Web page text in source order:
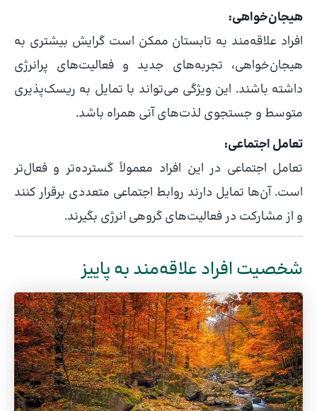
هیجان‌خواهی:
افراد علاقه‌مند به تابستان ممکن است گرایش بیشتری به
هیجان‌خواهی، تجربه‌های جدید و فعالیت‌های پرانرژی
داشته باشند. این ویژگی می‌تواند با تمایل به ریسک‌پذیری
متوسط و جستجوی لذت‌های آنی همراه باشد.
تعامل اجتماعی:
تعامل اجتماعی در این افراد معمولاً گسترده‌تر و فعال‌تر
است. آن‌ها تمایل دارند روابط اجتماعی متعددی برقرار کنند
و از مشارکت در فعالیت‌های گروهی انرژی بگیرند.
شخصیت افراد علاقه‌مند به پاییز